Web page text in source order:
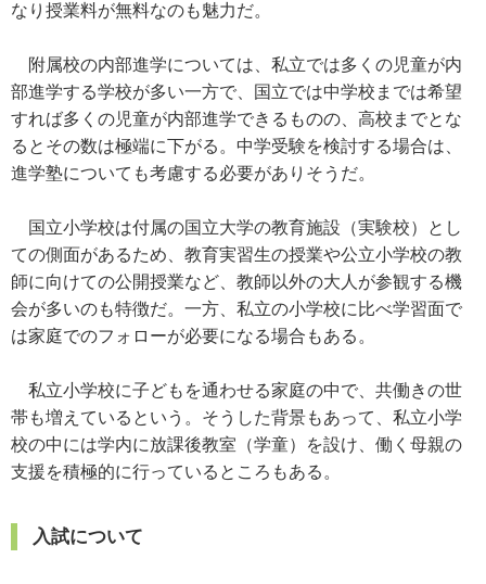
なり授業料が無料なのも魅力だ。
附属校の内部進学については、私立では多くの児童が内
部進学する学校が多い一方で、国立では中学校までは希望
すれば多くの児童が内部進学できるものの、高校までとな
るとその数は極端に下がる。中学受験を検討する場合は、
進学塾についても考慮する必要がありそうだ。
国立小学校は付属の国立大学の教育施設（実験校）とし
ての側面があるため、教育実習生の授業や公立小学校の教
師に向けての公開授業など、教師以外の大人が参観する機
会が多いのも特徴だ。一方、私立の小学校に比べ学習面で
は家庭でのフォローが必要になる場合もある。
私立小学校に子どもを通わせる家庭の中で、共働きの世
帯も増えているという。そうした背景もあって、私立小学
校の中には学内に放課後教室（学童）を設け、働く母親の
支援を積極的に行っているところもある。
入試について